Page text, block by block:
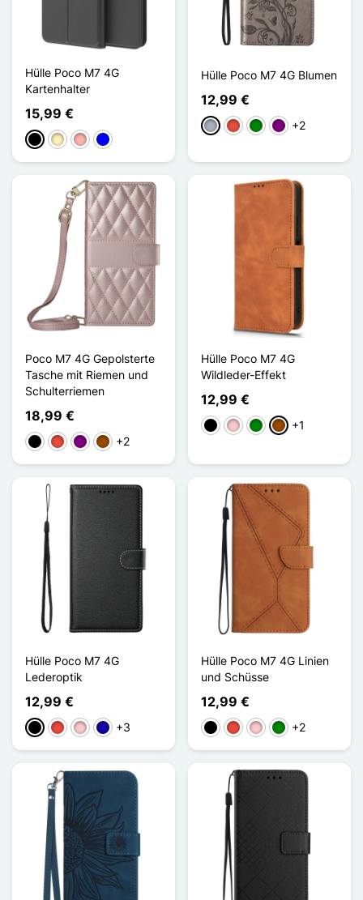
Hülle Poco M7 4G
Kartenhalter
15,99 €
Schwarz
GoldenRoségold
Blau
Hülle Poco M7 4G Blumen
12,99 €
GrauRot GrünViolett
+2
Poco M7 4G Gepolsterte
Tasche mit Riemen und
Schulterriemen
18,99 €
Schwarz
Rot ViolettBraun
+2
Hülle Poco M7 4G
Wildleder-Effekt
12,99 €
Schwarz
PinkGrünBraun
+1
Hülle Poco M7 4G
Lederoptik
12,99 €
Schwarz
Rot PinkDunkelblau
+3
Hülle Poco M7 4G Linien
und Schüsse
12,99 €
Schwarz
Rot PinkGrün+2